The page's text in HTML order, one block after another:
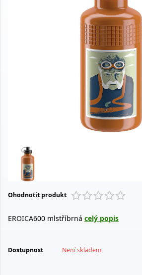
Ohodnotit produkt
EROICA600 mlstříbrná celý popis
Dostupnost Není skladem